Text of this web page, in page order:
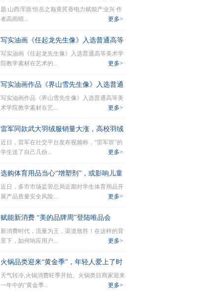
香电力赋
题:山西浑源:恒岳之巅黄芪香电力赋能产业兴 作
者高雨晴...
更多>
写实油画《任起龙先生像》入选普通高等
美术学院
写实油画《任起龙先生像》入选普通高等美术学
院教学素材在艺术的...
更多>
写实油画作品《界山雪先生像》入选普通
高等美术
写实油画作品《界山雪先生像》入选普通高等美
术学院教学素材在艺...
更多>
雷军同款武大羽绒服销量大涨，高校羽绒
服哪家强
近日，雷军在社交平台发布视频称，“雷军班”的
学生送了自己几份...
更多>
选购体育用品当心“增塑剂”，或影响儿童
生长发
近日，多市市场监管总局近期对学生体育用品开
展产品质量安全风险...
更多>
赋能新消费 “美的品牌周”登陆唯品会
新消费时代，流量为王，渠道致胜！在这样的背
景下，如何响应用户...
更多>
火锅品类迎来“黄金季”，年轻人爱上了时
令消费
天气转冷,火锅消费旺季开始。火锅类目商家迎来
一年中的“黄金季...
更多>